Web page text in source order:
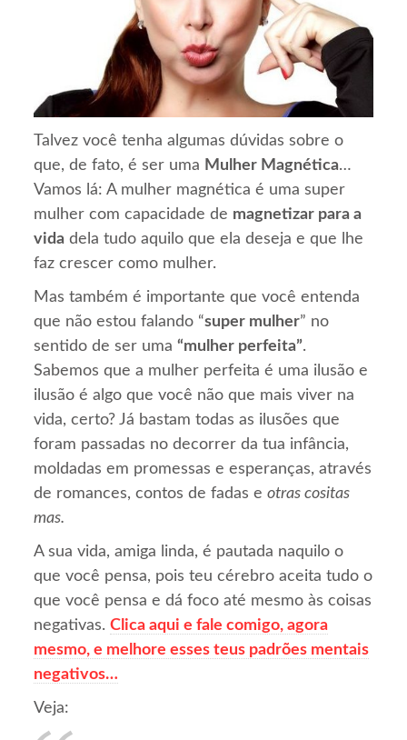
Talvez você tenha algumas dúvidas sobre o
que, de fato, é ser uma Mulher Magnética…
Vamos lá: A mulher magnética é uma super
mulher com capacidade de magnetizar para a
vida dela tudo aquilo que ela deseja e que lhe
faz crescer como mulher.
Mas também é importante que você entenda
que não estou falando “super mulher” no
sentido de ser uma“mulher perfeita”.
Sabemos que a mulher perfeita é uma ilusão e
ilusão é algo que você não que mais viver na
vida, certo? Já bastam todas as ilusões que
foram passadas no decorrer da tua infância,
moldadas em promessas e esperanças, através
de romances, contos de fadas eotras cositas
mas.
A sua vida, amiga linda, é pautada naquilo o
que você pensa, pois teu cérebro aceita tudo o
que você pensa e dá foco até mesmo às coisas
negativas.Clica aqui e fale comigo, agora
mesmo, e melhore esses teus padrões mentais
negativos…
Veja: